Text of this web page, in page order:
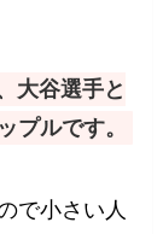
大谷選手と
プルです。
で小さい人